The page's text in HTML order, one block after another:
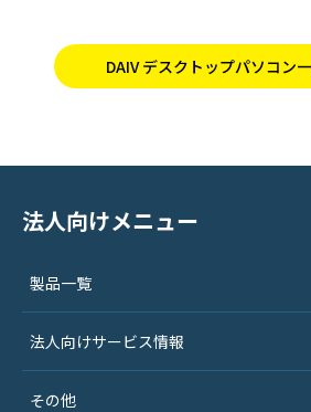
DAIV デスクトップパソコン
法人向けメニュー
製品一覧
法人向けサービス情報
その他